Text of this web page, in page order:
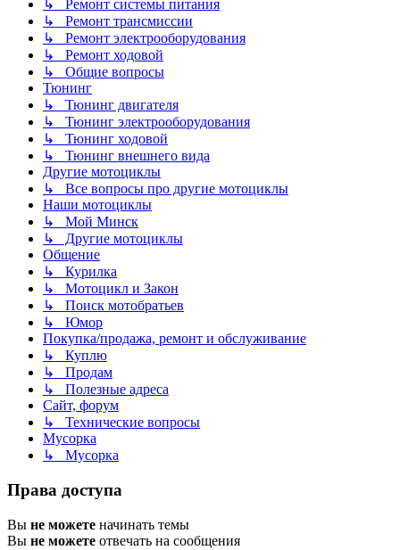
↳ Ремонт системы питания
↳ Ремонт трансмиссии
↳ Ремонт электрооборудования
↳ Ремонт ходовой
↳ Общие вопросы
Тюнинг
↳ Тюнинг двигателя
↳ Тюнинг электрооборудования
↳ Тюнинг ходовой
↳ Тюнинг внешнего вида
Другие мотоциклы
↳ Все вопросы про другие мотоциклы
Наши мотоциклы
↳ Мой Минск
↳ Другие мотоциклы
Общение
↳ Курилка
↳ Мотоцикл и Закон
↳ Поиск мотобратьев
↳ Юмор
Покупка/продажа, ремонт и обслуживание
↳ Куплю
↳ Продам
↳ Полезные адреса
Сайт, форум
↳ Технические вопросы
Мусорка
↳ Мусорка
Права доступа
Вы не можете начинать темы
Вы не можете отвечать на сообщения